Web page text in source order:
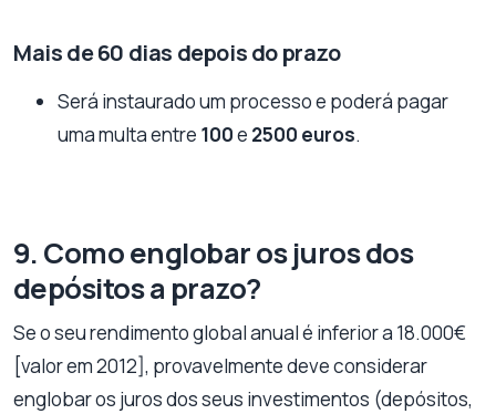
Mais de 60 dias depois do prazo
Será instaurado um processo e poderá pagar
uma multa entre 100e 2500 euros.
9. Como englobar os juros dos
depósitos a prazo?
Se o seu rendimento global anual é inferior a 18.000€
[valor em 2012], provavelmente deve considerar
englobar os juros dos seus investimentos (depósitos,